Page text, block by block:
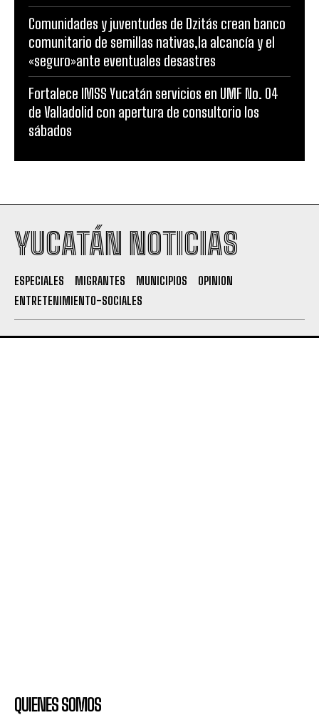
Comunidades y juventudes de Dzitás crean banco
comunitario de semillas nativas,la alcancía y el
«seguro»ante eventuales desastres
Fortalece IMSS Yucatán servicios en UMF No. 04
de Valladolid con apertura de consultorio los
sábados
YUCATÁN NOTICIAS
ESPECIALES MIGRANTES MUNICIPIOS
OPINION
ENTRETENIMIENTO-SOCIALES
QUIENES SOMOS